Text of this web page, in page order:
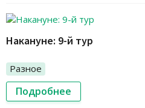
Накануне: 9-й тур
Разное
Подробнее